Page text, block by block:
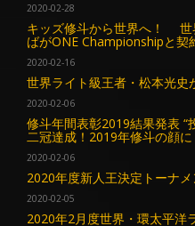
2020-02-28
キッズ修斗から世界へ！ 世
ばがONE Championshipと契
2020-02-16
世界ライト級王者・松本光史
2020-02-06
修斗年間表彰2019結果発表 “
二冠達成！2019年修斗の顔に
2020-02-06
2020年度新人王決定トーナ
2020-02-05
2020年2月度世界・環太平洋